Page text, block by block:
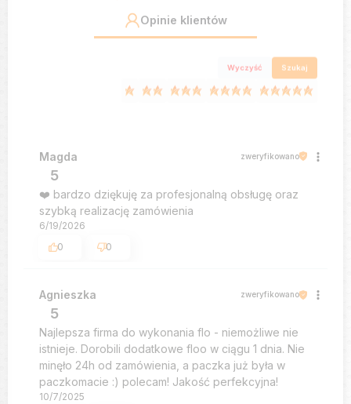
Opinie klientów
Wyczyść Szukaj
Magda zweryfikowano
5
❤️ bardzo dziękuję za profesjonalną obsługę oraz
szybką realizację zamówienia
6/19/2026
0
0
Agnieszka zweryfikowano
5
Najlepsza firma do wykonania flo - niemożliwe nie
istnieje. Dorobili dodatkowe floo w ciągu 1 dnia. Nie
minęło 24h od zamówienia, a paczka już była w
paczkomacie :) polecam! Jakość perfekcyjna!
10/7/2025